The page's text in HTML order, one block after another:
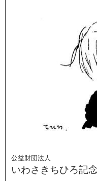
公益財団法人
いわさきちひろ記